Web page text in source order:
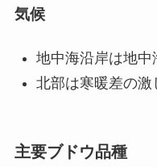
気候
地中海沿岸は地中
北部は寒暖差の激
主要ブドウ品種